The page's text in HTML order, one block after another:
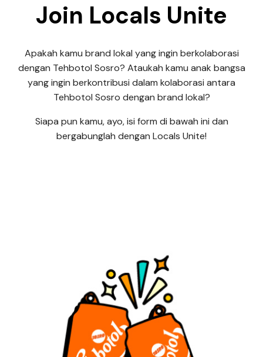
Join Locals Unite
Apakah kamu brand lokal yang ingin berkolaborasi
dengan Tehbotol Sosro? Ataukah kamu anak bangsa
yang ingin berkontribusi dalam kolaborasi antara
Tehbotol Sosro dengan brand lokal?
Siapa pun kamu, ayo, isi form di bawah ini dan
bergabunglah dengan Locals Unite!